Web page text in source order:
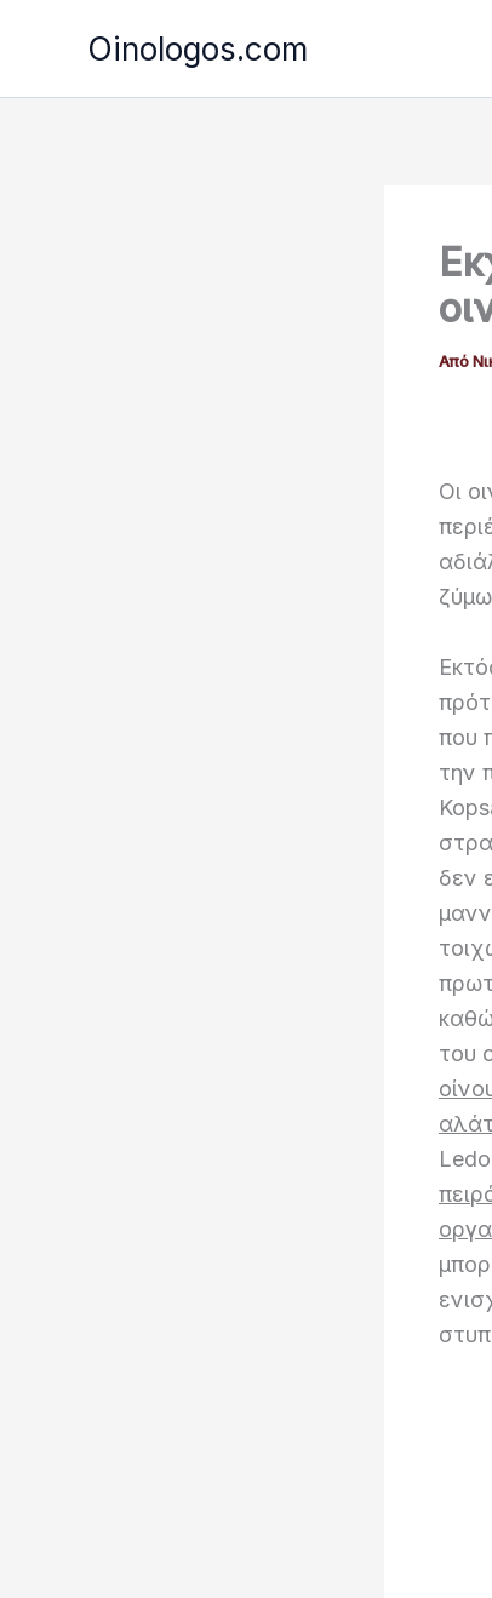
Oinologos.com
Από
Οι
που
την
δεν
του